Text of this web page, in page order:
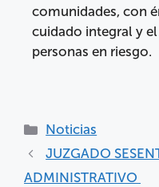
comunidades, con
cuidado integral y
personas en riesgo.
Noticias
JUZGADO
ADMINISTRATIVO